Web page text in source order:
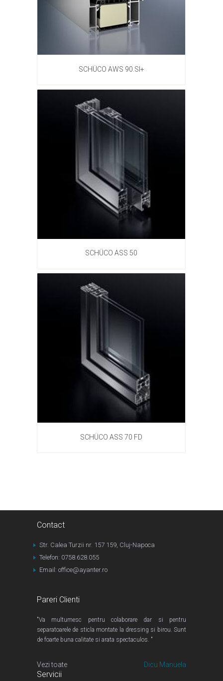
SCHÜCO AWS 90.SI+
SCHÜCO ASS 50
SCHÜCO ASS 70 FD
Contact
Str. Calea Turzii nr. 157 159, Cluj-Napoca
Telefon: 0758.628.055
Email: office@ayanter.ro
Pareri Clienti
"Va multumesc pentru colaborare dar si pentru
separatoarele de sticla montate la dressing si birou. Sunt
de foarte buna calitate si arata spectaculos. "
Dicu Manuela
Vezi toate
Servicii